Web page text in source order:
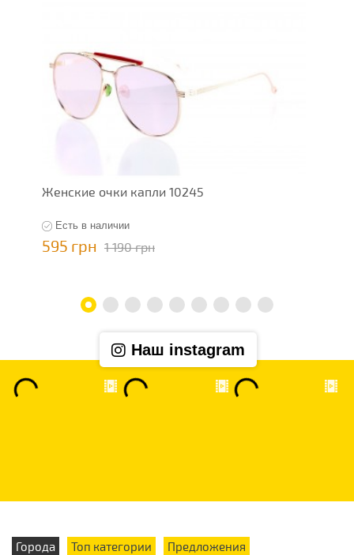
Женские очки капли 10245
Есть в наличии
595 грн 1 190 грн
Наш instagram
Города Топ категории Предложения